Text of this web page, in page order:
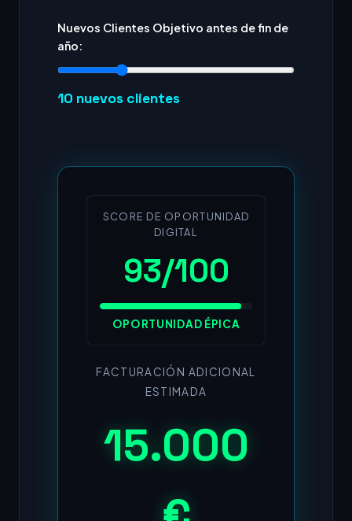
Nuevos Clientes Objetivo antes de fin de
año:
10 nuevos clientes
SCORE DE OPORTUNIDAD
DIGITAL
93/100
OPORTUNIDAD ÉPICA
FACTURACIÓN ADICIONAL
ESTIMADA
15.000